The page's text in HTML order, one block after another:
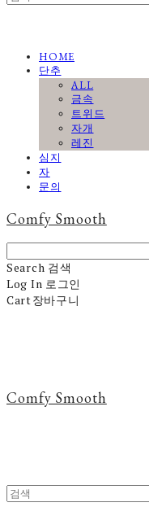
HOME
단추
ALL
금속
트위드
자개
레진
심지
자
문의
Comfy Smooth
Search 검색
Log In 로그인
Cart장바구니
Comfy Smooth